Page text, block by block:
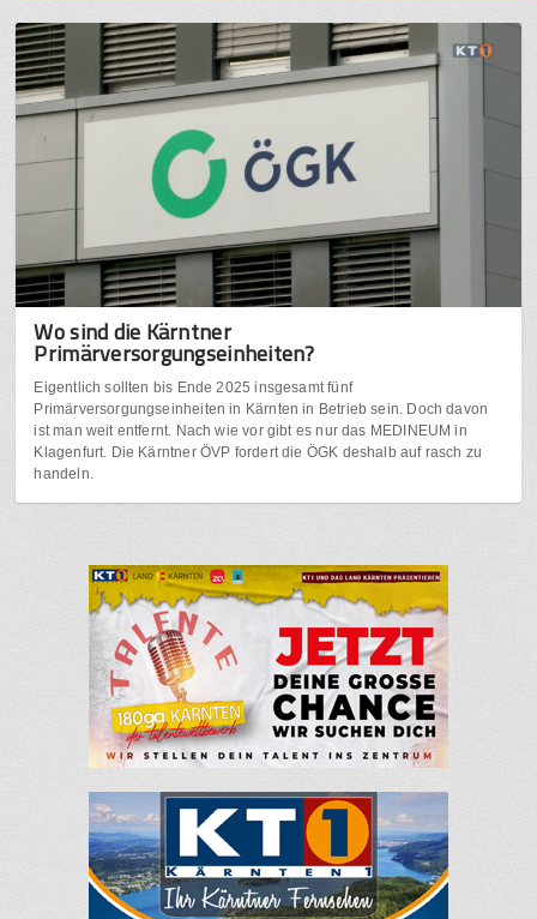
Wo sind die Kärntner
Primärversorgungseinheiten?
Eigentlich sollten bis Ende 2025 insgesamt fünf
Primärversorgungseinheiten in Kärnten in Betrieb sein. Doch davon
ist man weit entfernt. Nach wie vor gibt es nur das MEDINEUM in
Klagenfurt. Die Kärntner ÖVP fordert die ÖGK deshalb auf rasch zu
handeln.